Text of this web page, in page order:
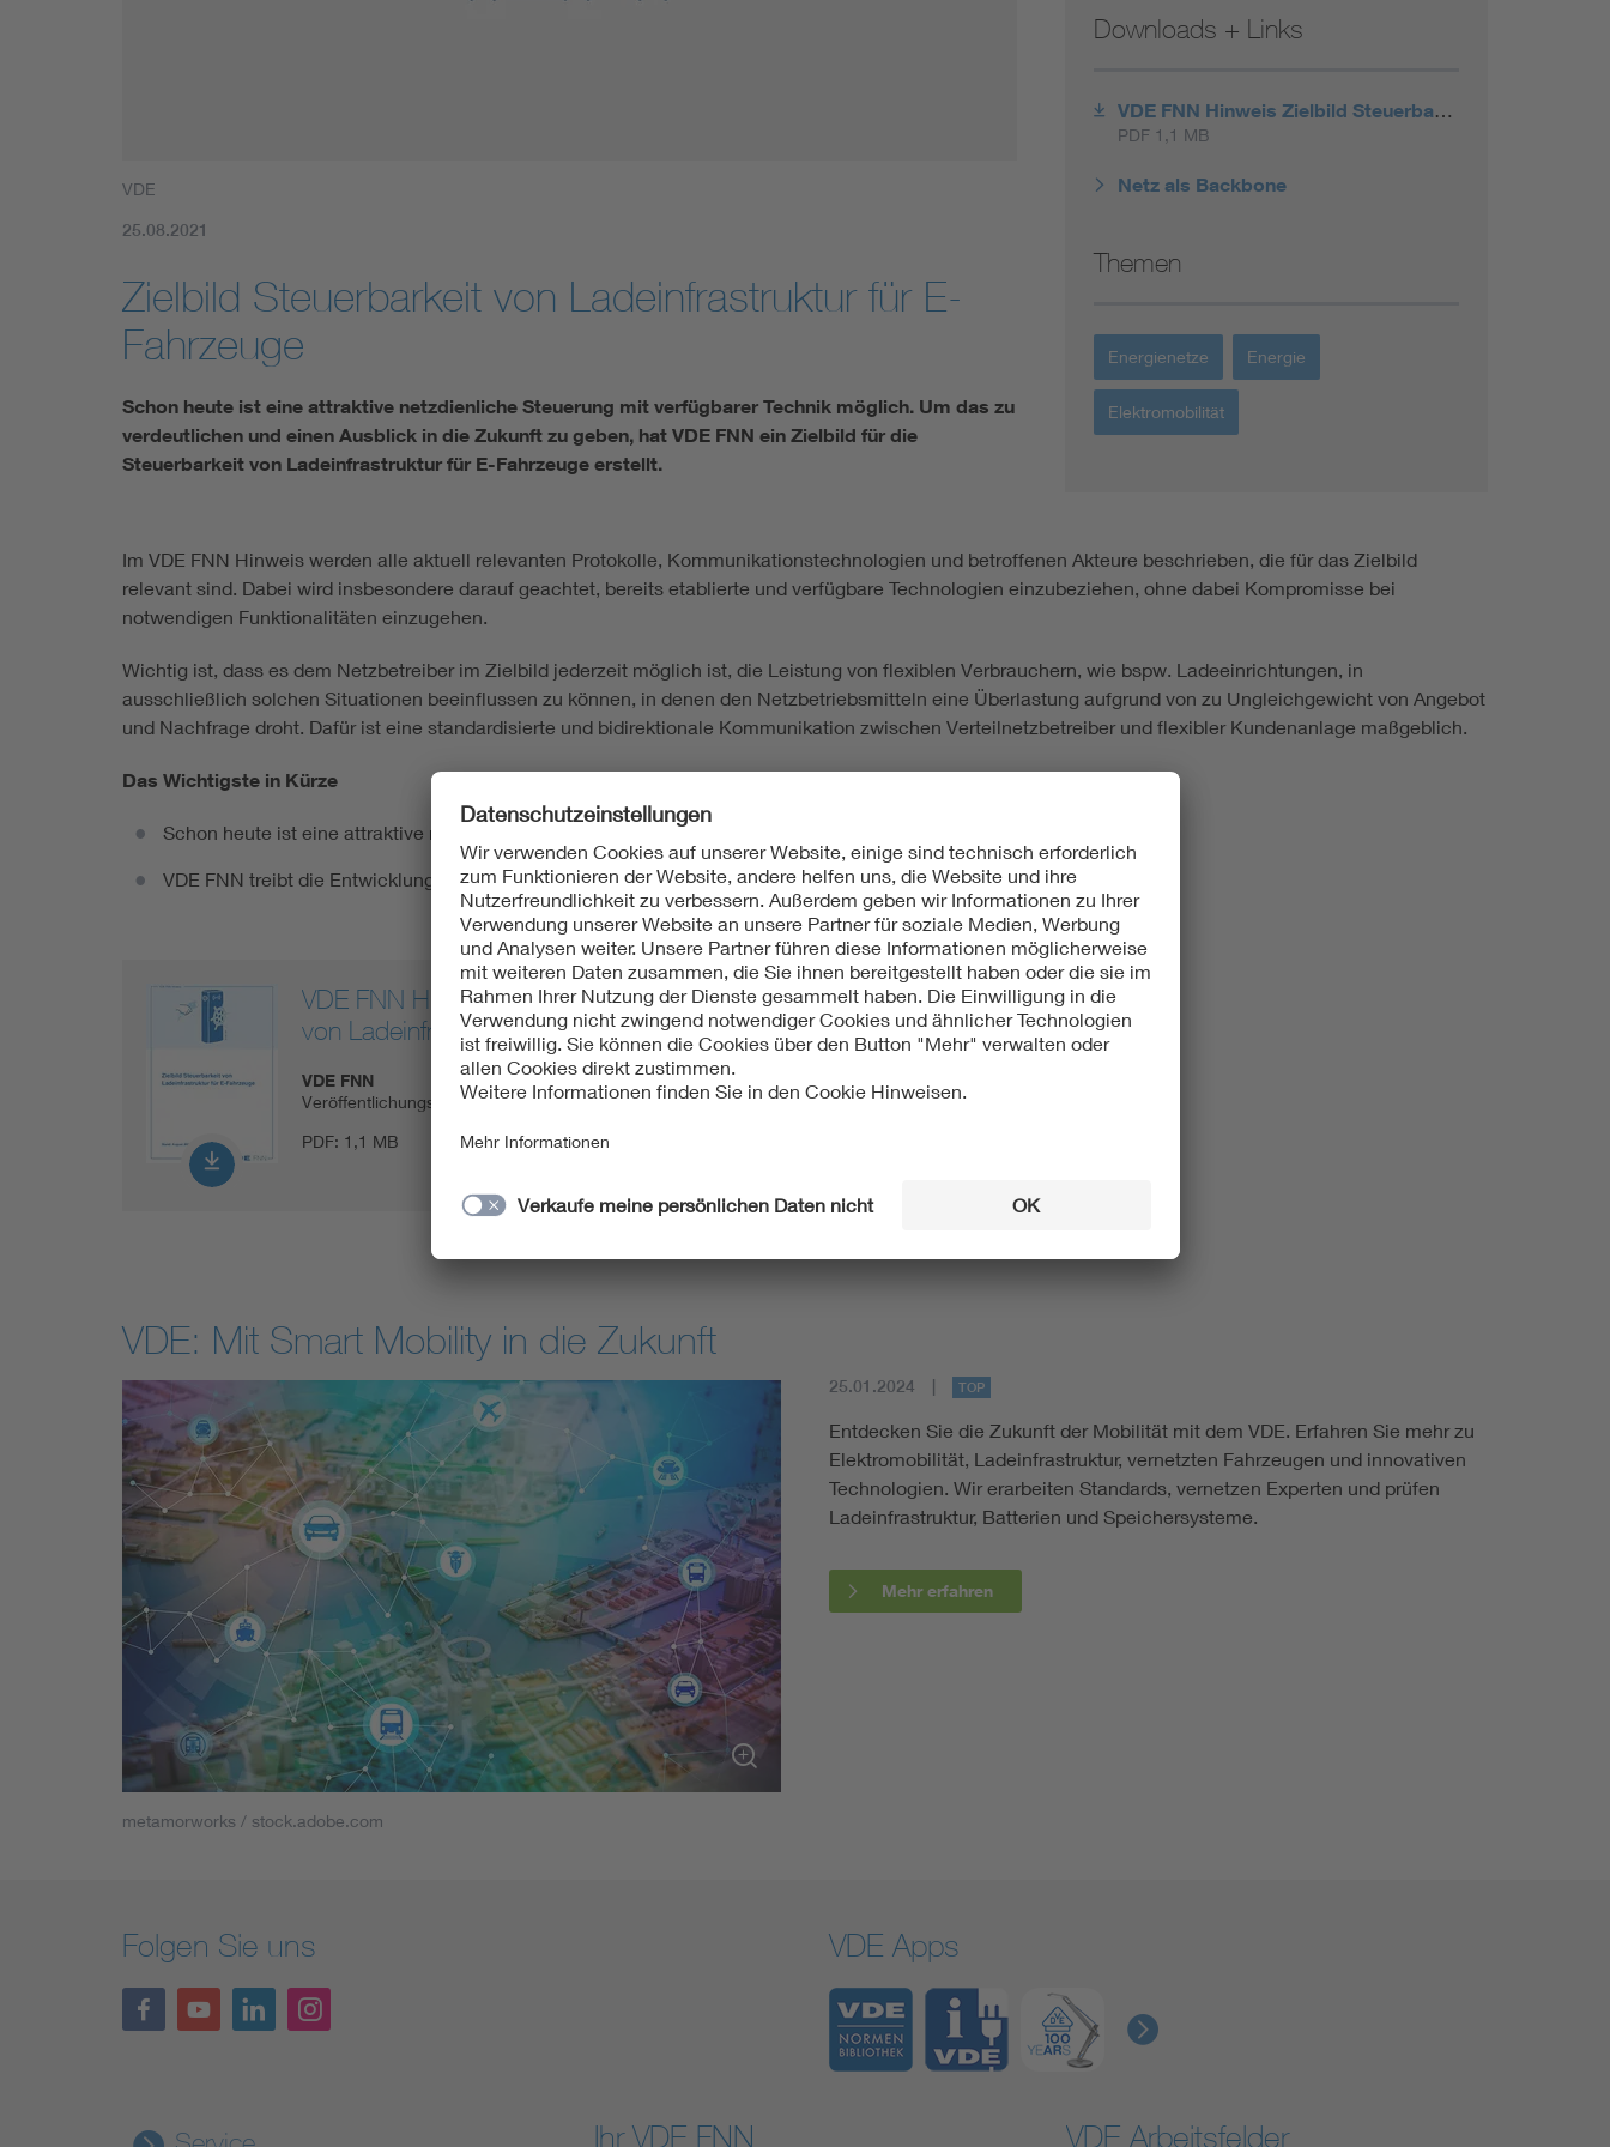
VDE
25.08.2021
Zielbild Steuerbarkeit von Ladeinfrastruktur für E-
Fahrzeuge
Schon heute ist eine attraktive netzdienliche Steuerung mit verfügbarer Technik möglich. Um das zu
verdeutlichen und einen Ausblick in die Zukunft zu geben, hat VDE FNN ein Zielbild für die
Steuerbarkeit von Ladeinfrastruktur für E-Fahrzeuge erstellt.
Downloads + Links
VDE FNN Hinweis Zielbild Steuerbarkeit von Ladeinfrastruktur für E-Fahrzeuge
PDF 1,1 MB
Netz als Backbone
Themen
Energienetze Energie
Elektromobilität
Im VDE FNN Hinweis werden alle aktuell relevanten Protokolle, Kommunikationstechnologien und betroffenen Akteure beschrieben, die für das Zielbild
relevant sind. Dabei wird insbesondere darauf geachtet, bereits etablierte und verfügbare Technologien einzubeziehen, ohne dabei Kompromisse bei
notwendigen Funktionalitäten einzugehen.
Wichtig ist, dass es dem Netzbetreiber im Zielbild jederzeit möglich ist, die Leistung von flexiblen Verbrauchern, wie bspw. Ladeeinrichtungen, in
ausschließlich solchen Situationen beeinflussen zu können, in denen den Netzbetriebsmitteln eine Überlastung aufgrund von zu Ungleichgewicht von Angebot
und Nachfrage droht. Dafür ist eine standardisierte und bidirektionale Kommunikation zwischen Verteilnetzbetreiber und flexibler Kundenanlage maßgeblich.
Das Wichtigste in Kürze
Schon heute ist eine attraktive netzdienliche Steuerung mit verfügbarer Technik möglich
VDE FNN treibt die Entwicklung der Kommunikationsstandards und im Zielbild referenzierte Komponenten voran
VDE FNN Hinweis Zielbild Steuerbarkeit
von Ladeinfrastruktur für E-Fahrzeuge
VDE FNN
Veröffentlichungsdatum20.08.2021
PDF: 1,1 MB
VDE: Mit Smart Mobility in die Zukunft
metamorworks / stock.adobe.com
25.01.2024 TOP
Entdecken Sie die Zukunft der Mobilität mit dem VDE. Erfahren Sie mehr zu
Elektromobilität, Ladeinfrastruktur, vernetzten Fahrzeugen und innovativen
Technologien. Wir erarbeiten Standards, vernetzen Experten und prüfen
Ladeinfrastruktur, Batterien und Speichersysteme.
Mehr erfahren
Folgen Sie uns VDE Apps
Ihr VDE FNN VDE Arbeitsfelder